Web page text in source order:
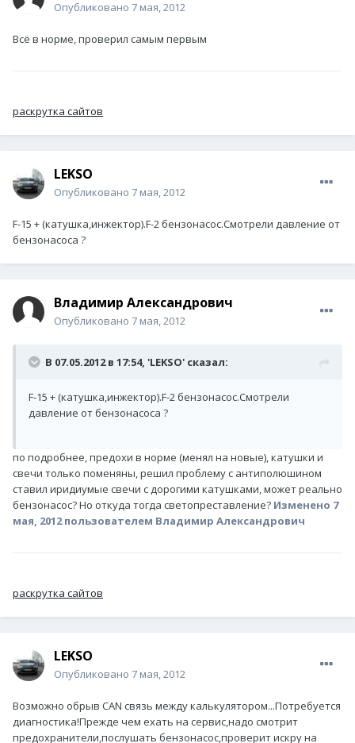
Опубликовано 7 мая, 2012
Всё в норме, проверил самым первым
раскрутка сайтов
LEKSO
Опубликовано 7 мая, 2012
F-15 + (катушка,инжектор).F-2 бензонасос.Смотрели давление от
бензонасоса ?
Владимир Александрович
Опубликовано 7 мая, 2012
В 07.05.2012 в 17:54, 'LEKSO' сказал:
F-15 + (катушка,инжектор).F-2 бензонасос.Смотрели
давление от бензонасоса ?
по подробнее, предохи в норме (менял на новые), катушки и
свечи только поменяны, решил проблему с антиполюшином
ставил иридиумые свечи с дорогими катушками, может реально
бензонасос? Но откуда тогда светопреставление? Изменено 7
мая, 2012пользователем Владимир Александрович
раскрутка сайтов
LEKSO
Опубликовано 7 мая, 2012
Возможно обрыв CAN связь между калькулятором...Потребуется
диагностика!Прежде чем ехать на сервис,надо смотрит
предохранители,послушать бензонасос,проверит искру на